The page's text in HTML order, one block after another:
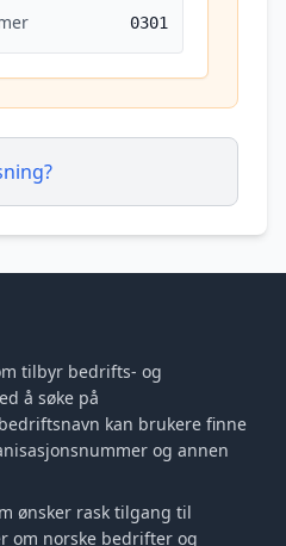
0301
tilbyr bedrifts- og
å søke på
kan brukere finne
og annen
ønsker rask tilgang til
om norske bedrifter og